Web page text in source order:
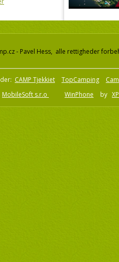
- Pavel Hess, alle rettigheder
CAMP Tjekkiet TopCamping
MobileSoft s.r.o WinPhone by